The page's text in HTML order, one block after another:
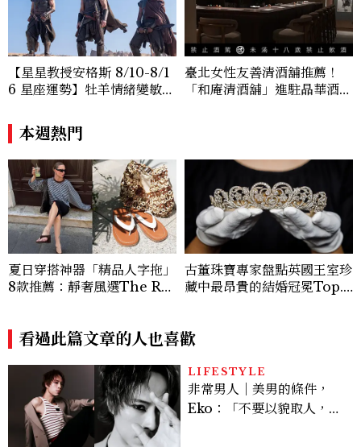
【星星教授安格斯 8/10-8/1
6 星座運勢】牡羊情緒變敏
臺北女性友善清酒舖推薦！
「和庵清酒舖」進駐晶華酒
本週熱門
夏日穿搭神器「精品人字拖」
8款推薦：靜奢風選The Ro
古董珠寶專家盤點英國王室珍
藏中最昂貴的結婚冠冕Top.
看過此篇文章的人也喜歡
LIFESTYLE
非常男人｜美男的條件，
Eko：「不要以貌取人，內